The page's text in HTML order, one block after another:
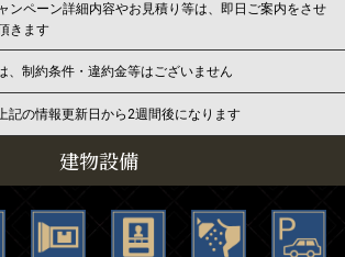
ンペーン詳細内容やお見積り等は、即日ご案内をさせ
きます
制約条件・違約金等はございません
記の情報更新日から2週間後になります
建物設備